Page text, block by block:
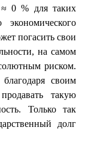
≈ 0 % для таких
погасить свои
на самом
риском.
своим
такую
Только так
долг